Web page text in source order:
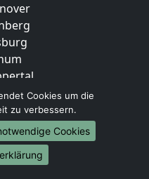
Cookies um die
zu verbessern.
Cookies